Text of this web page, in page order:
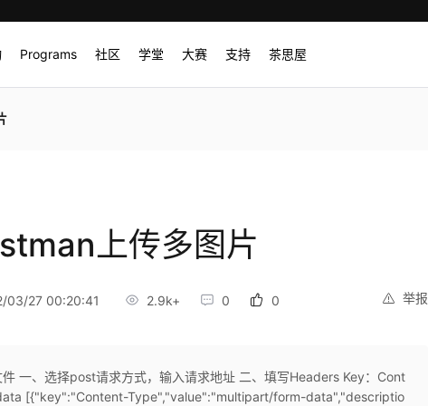
Programs 社区 学堂 大赛 支持 茶思屋
上传多图片
举报
03/27 00:20:41 2.9k+ 0 0
件 一、选择post请求方式，输入请求地址 二、填写Headers Key：Cont
[{"key":"Content-Type","value":"multipart/form-data","descriptio